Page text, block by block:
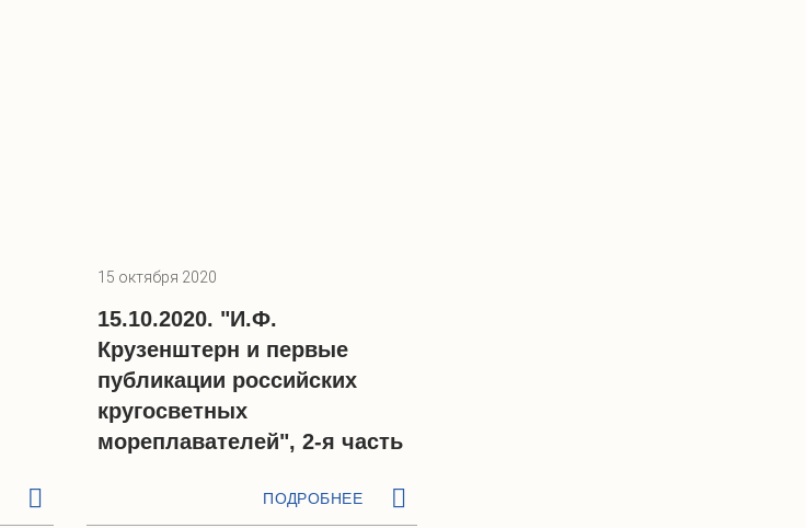
15 октября 2020
15.10.2020. "И.Ф.
Крузенштерн и первые
публикации российских
кругосветных
мореплавателей", 2-я часть
ПОДРОБНЕЕ